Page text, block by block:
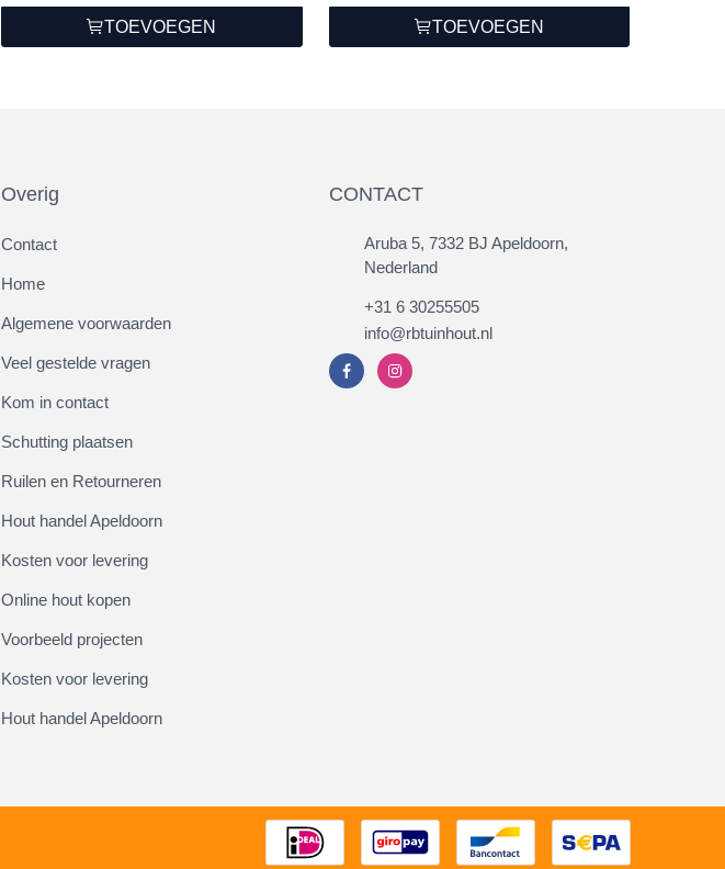
TOEVOEGEN TOEVOEGEN
Overig
Contact
Home
Algemene voorwaarden
Veel gestelde vragen
Kom in contact
Schutting plaatsen
Ruilen en Retourneren
Hout handel Apeldoorn
Kosten voor levering
Online hout kopen
Voorbeeld projecten
Kosten voor levering
Hout handel Apeldoorn
CONTACT
Aruba 5, 7332 BJ Apeldoorn,
Nederland
+31 6 30255505
info@rbtuinhout.nl